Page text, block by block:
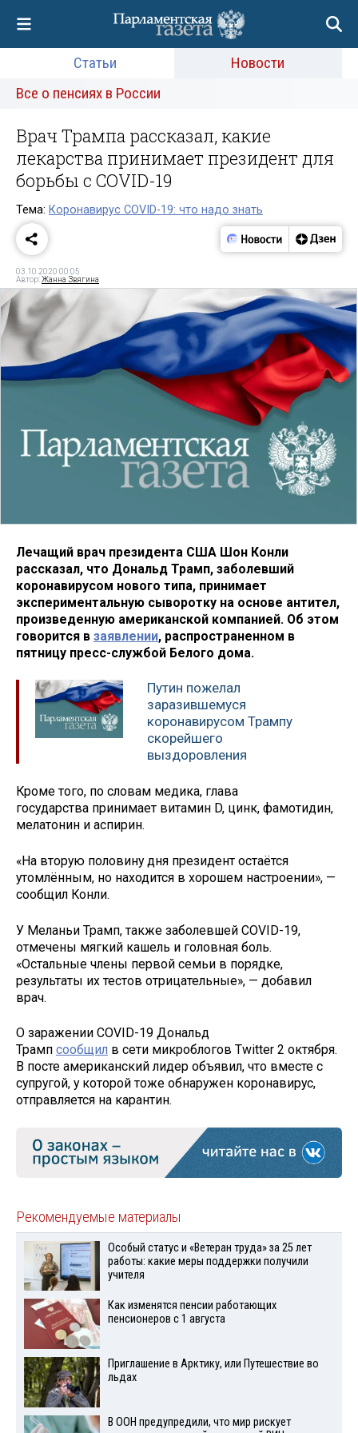
Статьи
Новости
Все о пенсиях в России
Врач Трампа рассказал, какие
лекарства принимает президент для
борьбы с COVID-19
Тема: Коронавирус COVID-19: что надо знать
03.10.2020 00:05
Автор:Жанна Звягина
Лечащий врач президента США Шон Конли
рассказал, что Дональд Трамп, заболевший
коронавирусом нового типа, принимает
экспериментальную сыворотку на основе антител,
произведенную американской компанией.​ Об этом
говорится в заявлении, распространенном в
пятницу пресс-службой Белого дома.
Путин пожелал
заразившемуся
коронавирусом Трампу
скорейшего
выздоровления
Кроме того, по словам медика, глава
государства принимает витамин D, цинк, фамотидин,
мелатонин и аспирин.
«На вторую половину дня президент остаётся
утомлённым, но находится в хорошем настроении», —
сообщил Конли.
У Меланьи Трамп, также заболевшей COVID-19,
отмечены мягкий кашель и головная боль.
«Остальные члены первой семьи в порядке,
результаты их тестов отрицательные», — добавил
врач.
О заражении COVID-19 Дональд
Трамп сообщил в сети микроблогов Twitter 2 октября.
В посте американский лидер объявил, что вместе с
супругой, у которой тоже обнаружен коронавирус,
отправляется на карантин.
Рекомендуемые материалы
Особый статус и «Ветеран труда» за 25 лет
работы: какие меры поддержки получили
учителя
Как изменятся пенсии работающих
пенсионеров с 1 августа
Приглашение в Арктику, или Путешествие во
льдах
В ООН предупредили, что мир рискует